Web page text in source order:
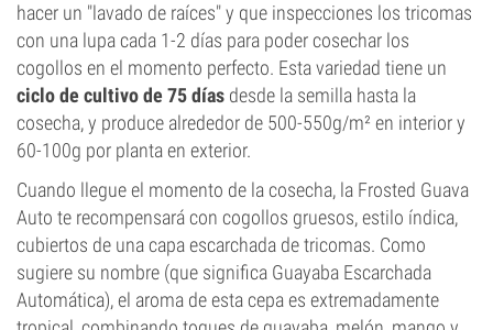
hacer un "lavado de raíces" y que inspecciones los tricomas
con una lupa cada 1-2 días para poder cosechar los
cogollos en el momento perfecto. Esta variedad tiene un
ciclo de cultivo de 75 días desde la semilla hasta la
cosecha, y produce alrededor de 500-550g/m² en interior y
60-100g por planta en exterior.
Cuando llegue el momento de la cosecha, la Frosted Guava
Auto te recompensará con cogollos gruesos, estilo índica,
cubiertos de una capa escarchada de tricomas. Como
sugiere su nombre (que significa Guayaba Escarchada
Automática), el aroma de esta cepa es extremadamente